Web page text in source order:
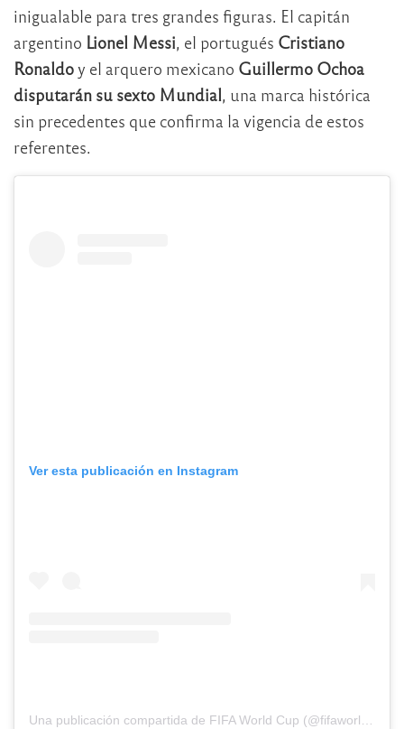
inigualable para tres grandes figuras. El capitán
argentino Lionel Messi, el portugués Cristiano
Ronaldoy el arquero mexicano Guillermo Ochoa
disputarán su sexto Mundial, una marca histórica
sin precedentes que confirma la vigencia de estos
referentes.
Ver esta publicación en Instagram